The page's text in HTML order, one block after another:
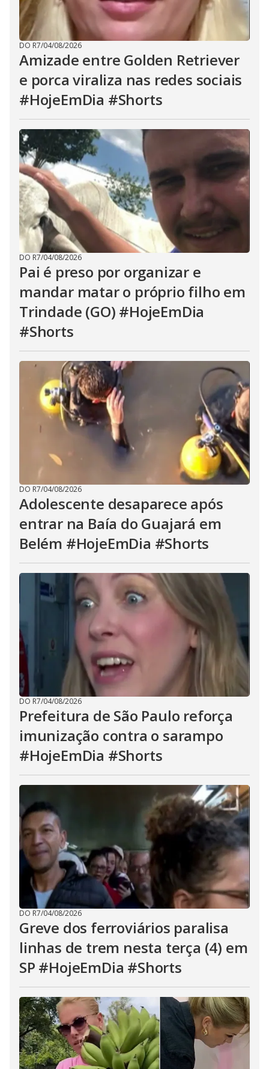
DO R7/04/08/2026
Amizade entre Golden Retriever
e porca viraliza nas redes sociais
#HojeEmDia #Shorts
DO R7/04/08/2026
Pai é preso por organizar e
mandar matar o próprio filho em
Trindade (GO) #HojeEmDia
#Shorts
DO R7/04/08/2026
Adolescente desaparece após
entrar na Baía do Guajará em
Belém #HojeEmDia #Shorts
DO R7/04/08/2026
Prefeitura de São Paulo reforça
imunização contra o sarampo
#HojeEmDia #Shorts
DO R7/04/08/2026
Greve dos ferroviários paralisa
linhas de trem nesta terça (4) em
SP #HojeEmDia #Shorts